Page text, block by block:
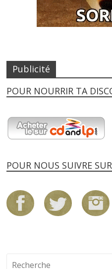
Publicité
POUR NOURRIR TA
POUR NOUS SUIVRE